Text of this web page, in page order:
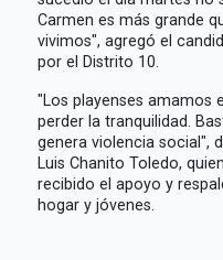
Carmen es más grande
vivimos", agregó el
por el Distrito 10.
"Los playenses amamos
perder la tranquilidad.
genera violencia social",
Luis Chanito Toledo,
recibido el apoyo y
hogar y jóvenes.